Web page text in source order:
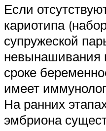
Если
кариотипа
супружеской
невынашивания
сроке
имеет
На ранних
эмбриона